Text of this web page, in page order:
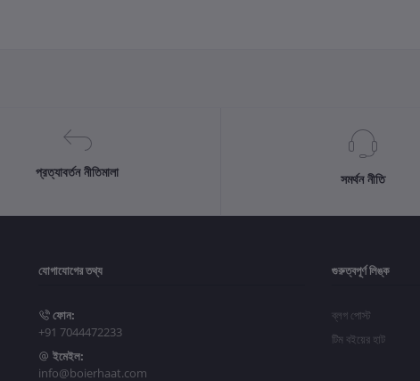
প্রত্যাবর্তন নীতিমালা সমর্থন নীতি
যোগাযোগের তথ্য
ফোন:
+91 7044472233
ইমেইল:
info@boierhaat.com
গুরুত্বপূর্ণ লিঙ্ক
ব্লগ পোস্ট
টিম বইয়ের হাট